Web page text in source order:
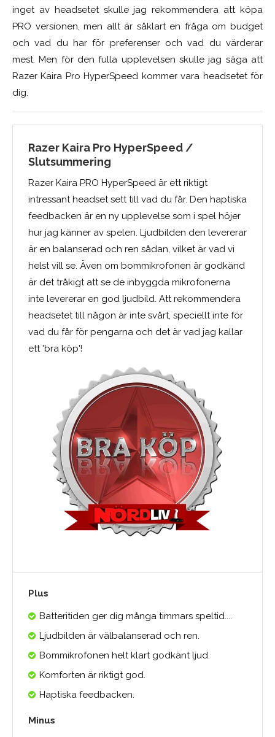
inget av headsetet skulle jag rekommendera att köpa
PRO versionen, men allt är såklart en fråga om budget
och vad du har för preferenser och vad du värderar
mest. Men för den fulla upplevelsen skulle jag säga att
Razer Kaira Pro HyperSpeed kommer vara headsetet för
dig.
Razer Kaira Pro HyperSpeed /
Slutsummering
Razer Kaira PRO HyperSpeed är ett riktigt
intressant headset sett till vad du får. Den haptiska
feedbacken är en ny upplevelse som i spel höjer
hur jag känner av spelen. Ljudbilden den levererar
är en balanserad och ren sådan, vilket är vad vi
helst vill se. Även om bommikrofonen är godkänd
är det tråkigt att se de inbyggda mikrofonerna
inte levererar en god ljudbild. Att rekommendera
headsetet till någon är inte svårt, speciellt inte för
vad du får för pengarna och det är vad jag kallar
ett 'bra köp'!
Plus
Batteritiden ger dig många timmars speltid....
Ljudbilden är välbalanserad och ren.
Bommikrofonen helt klart godkänt ljud.
Komforten är riktigt god.
Haptiska feedbacken.
Minus